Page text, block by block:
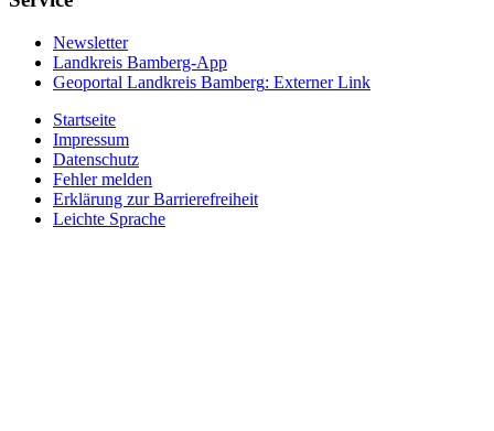
Newsletter
Landkreis Bamberg-App
Geoportal Landkreis Bamberg: Externer Link
Startseite
Impressum
Datenschutz
Fehler melden
Erklärung zur Barrierefreiheit
Leichte Sprache